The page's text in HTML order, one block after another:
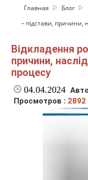
Главная Блог
– підстави, причини,
Відкладення
причини,
процесу
04.04.2024
Просмотров : 2892